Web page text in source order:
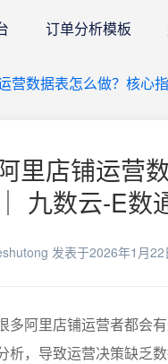
订单分析模板
营数据表怎么做？核心
里店铺运营
｜ 九数云-E数
发表于2026年1月22
多阿里店铺运营者都会
析，导致运营决策缺乏